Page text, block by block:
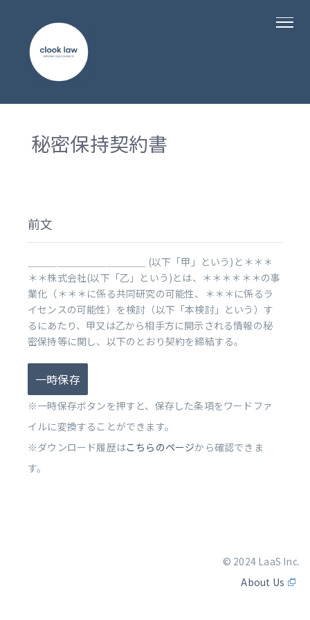
秘密保持契約書
前文
＿＿＿＿＿＿＿＿＿＿＿＿ (以下「甲」という)と＊＊＊
＊＊株式会社(以下「乙」という)とは、＊＊＊＊＊＊の事
業化（＊＊＊に係る共同研究の可能性、＊＊＊に係るラ
イセンスの可能性）を検討（以下「本検討」という）す
るにあたり、甲又は乙から相手方に開示される情報の秘
密保持等に関し、以下のとおり契約を締結する。
一時保存
※一時保存ボタンを押すと、保存した条項をワードファ
イルに変換することができます。
※ダウンロード履歴はこちらのページから確認できま
す。
© 2024 LaaS Inc.
About Us